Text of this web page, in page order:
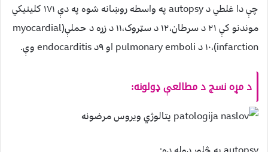
چې دا غلطي د autopsy په واسطه روښانه شوه په دې ۱۷۱ کلینیکي
موندنو کې ۲۱ د سرطان،۱۲ د سټروک،۱۱ د زړه د حملې(myocardial
infarction)،۱۰ د pulmonary emboli او ۹د endocarditis وې.
د مړه نسج د مطالعې ډولونه: